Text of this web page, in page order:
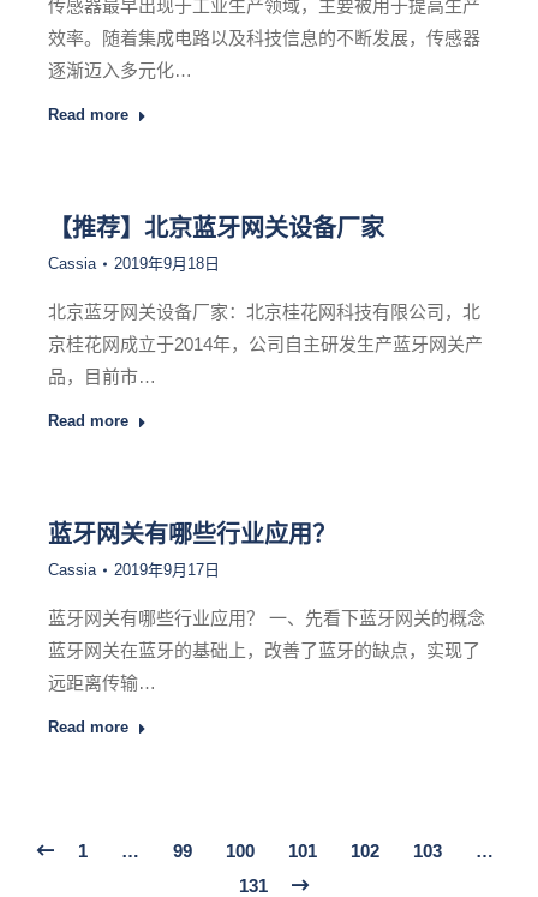
传感器最早出现于工业生产领域，主要被用于提高生产
效率。随着集成电路以及科技信息的不断发展，传感器
逐渐迈入多元化…
Read more
【推荐】北京蓝牙网关设备厂家
Cassia 2019年9月18日
北京蓝牙网关设备厂家：北京桂花网科技有限公司，北
京桂花网成立于2014年，公司自主研发生产蓝牙网关产
品，目前市…
Read more
蓝牙网关有哪些行业应用？
Cassia 2019年9月17日
蓝牙网关有哪些行业应用？ 一、先看下蓝牙网关的概念
蓝牙网关在蓝牙的基础上，改善了蓝牙的缺点，实现了
远距离传输…
Read more
1 … 99 100 101 102 103
…
131